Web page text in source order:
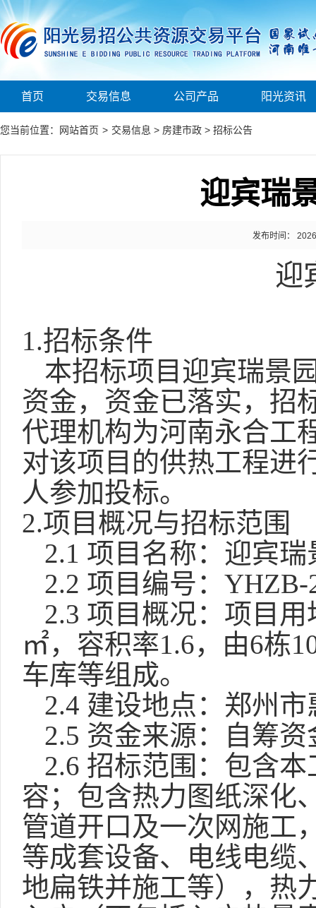
首页 交易信息 公司产品 阳光资讯
您当前位置： 网站首页 > 交易信息 > 房建市政 > 招标公告
迎宾瑞
发布时间：
迎
1.招标条件
本招标项目迎宾瑞景
资金，资金已落实，招
代理机构为河南永合工
对该项目的供热工程进
人参加投标。
2.项目概况与招标范围
2.1 项目名称：迎宾
2.2 项目编号： YHZB-
2.3 项目概况：项目
㎡，容积率1.6，由6栋
车库等组成。
2.4 建设地点：郑州
2.5 资金来源：
自筹资
2.6 招标范围 ：包含
容；包含热力图纸深化
管道开口及一次网施工
等成套设备、电线电缆
地扁铁并施工等），热